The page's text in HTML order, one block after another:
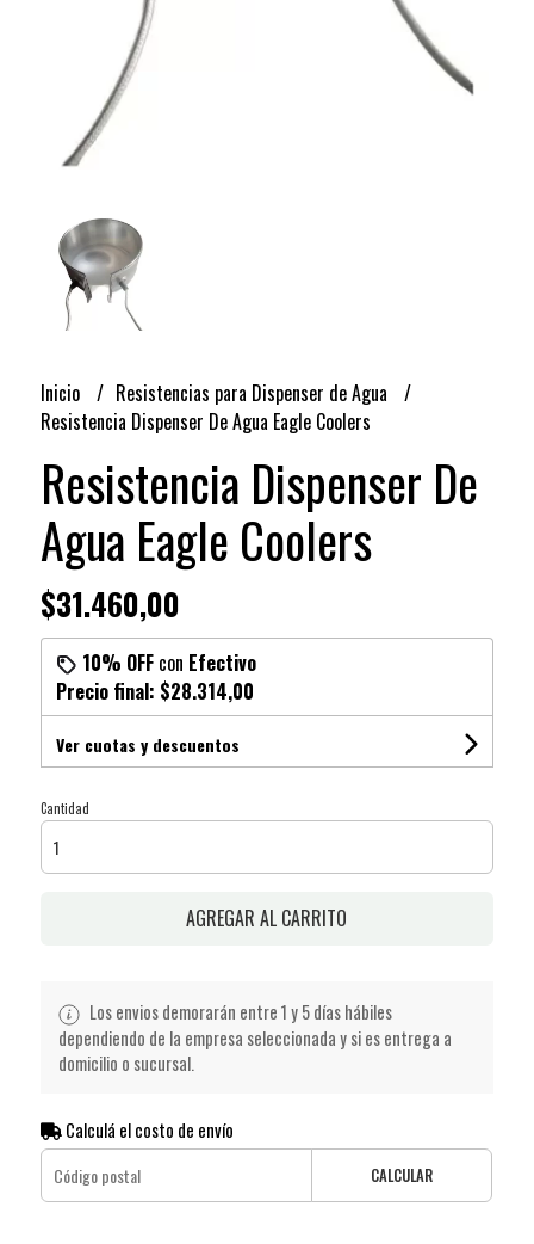
Inicio
Resistencias para Dispenser de Agua
Resistencia Dispenser De Agua Eagle Coolers
Resistencia Dispenser De
Agua Eagle Coolers
$31.460,00
10% OFFcon Efectivo
Precio final: $28.314,00
Ver cuotas y descuentos
Cantidad
AGREGAR AL CARRITO
Los envios demorarán entre 1 y 5 días hábiles
dependiendo de la empresa seleccionada y si es entrega a
domicilio o sucursal.
Calculá el costo de envío
CALCULAR